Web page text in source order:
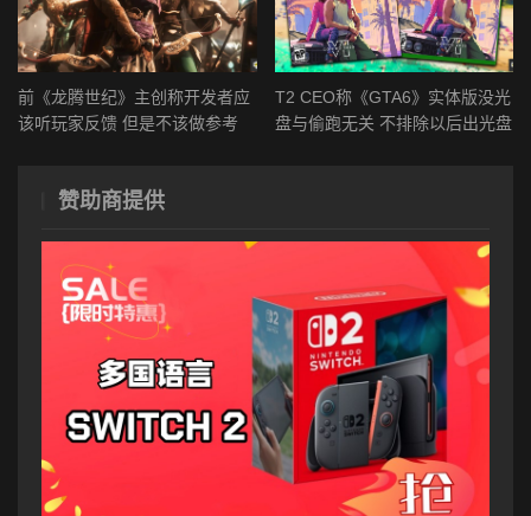
前《龙腾世纪》主创称开发者应
该听玩家反馈 但是不该做参考
T2 CEO称《GTA6》实体版没光
盘与偷跑无关 不排除以后出光盘
赞助商提供